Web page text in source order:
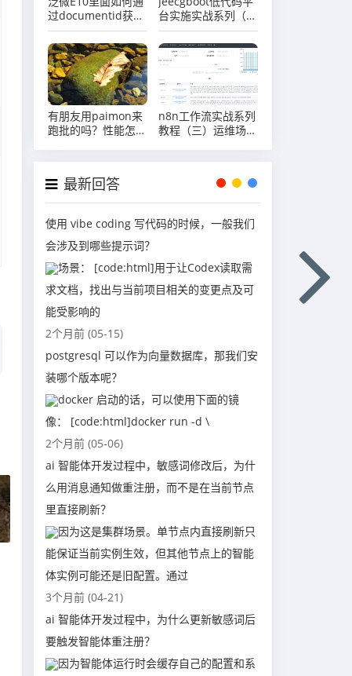
过documentid获取
到对应的文件？
台实施实战系列（十
四）场景实战司机管
理之表单子表动态选
择父元素
有朋友用paimon来
跑批的吗？性能怎么
n8n工作流实战系列
教程（三）运维场景
最新回答
使用 vibe coding 写代码的时候，一般我们
会涉及到哪些提示词？
场景： [code:html]用于让Codex读取需
求文档，找出与当前项目相关的变更点及可
能受影响的
2个月前 (05-15)
postgresql 可以作为向量数据库，那我们安
装哪个版本呢？
docker 启动的话，可以使用下面的镜
像： [code:html]docker run -d \
2个月前 (05-06)
ai 智能体开发过程中，敏感词修改后，为什
么用消息通知做重注册，而不是在当前节点
里直接刷新？
因为这是集群场景。单节点内直接刷新只
能保证当前实例生效，但其他节点上的智能
体实例可能还是旧配置。通过
3个月前 (04-21)
ai 智能体开发过程中，为什么更新敏感词后
要触发智能体重注册？
因为智能体运行时会缓存自己的配置和系